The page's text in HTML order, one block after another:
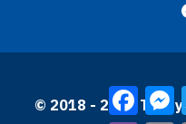
© 2018 - 2026